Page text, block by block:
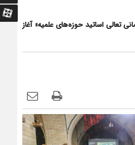
تعالی اساتید حوزه‌های علمیه» آغاز